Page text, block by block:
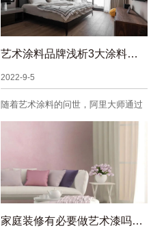
艺术涂料品牌浅析3大涂料的颜色
2022-9-5
随着艺术涂料的问世，阿里大师通过
技术创新不断积累...
家庭装修有必要做艺术漆吗？原因有哪些